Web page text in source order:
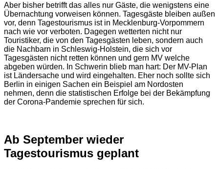
Aber bisher betrifft das alles nur Gäste, die wenigstens eine
Übernachtung vorweisen können. Tagesgäste bleiben außen
vor, denn Tagestourismus ist in Mecklenburg-Vorpommern
nach wie vor verboten. Dagegen wetterten nicht nur
Touristiker, die von den Tagesgästen leben, sondern auch
die Nachbarn in Schleswig-Holstein, die sich vor
Tagesgästen nicht retten können und gern MV welche
abgeben würden. In Schwerin blieb man hart: Der MV-Plan
ist Ländersache und wird eingehalten. Eher noch sollte sich
Berlin in einigen Sachen ein Beispiel am Nordosten
nehmen, denn die statistischen Erfolge bei der Bekämpfung
der Corona-Pandemie sprechen für sich.
Ab September wieder
Tagestourismus geplant